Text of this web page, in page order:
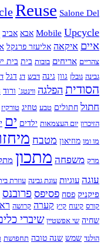
Reuse Salone Del
Mobile Upcycle אבא אביב
איים איקאה אליעזר פרנקל
צהריים אריחים בובות בית בית
גבינה גובלן גוון גינה דבש דג דגל
הסודית הפלגה ווינטג` ורוד
חתול חתולים טבע טוזיג טורקיז
הזיכרון יום העצמאות ילדים ים
מו ומו מוזיאון מטבח
מרק משפחה מתכון
עוגה עוגיות עוגת גבינה עוזרת בית
פיקניק פסח פסיפס פרובנס
קורס קינוח קיץ קערה קרושה
שחיה שי אפשטיין שיברי כלים
הולנד שמש שנה טובה תחפושת